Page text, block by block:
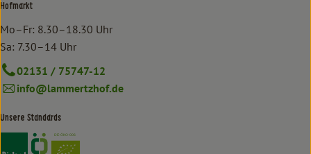
Hofmarkt
Mo–Fr: 8.30–18.30 Uhr
Sa: 7.30–14 Uhr
02131 / 75747-12
info@lammertzhof.de
Unsere Standards
Externer Link zu https://www.bioland.de/verbraucher
Externer Link zu https://www.oekokiste.de/